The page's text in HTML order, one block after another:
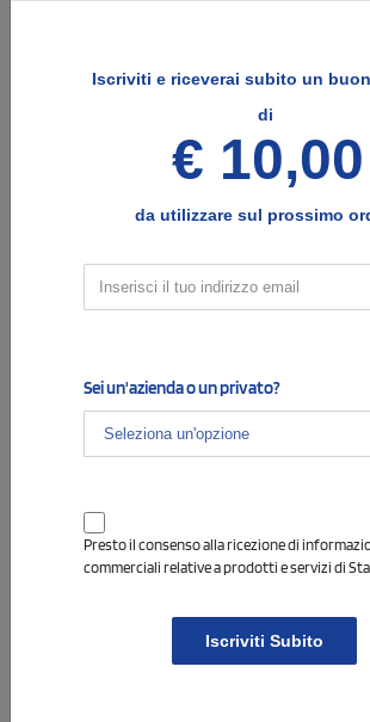
Iscriviti e riceverai subito un
di
€ 10,00
da utilizzare sul prossimo
Sei un'azienda o un privato?
Presto il consenso alla ricezione di
commerciali relative a prodotti e servizi di
Iscriviti Subito